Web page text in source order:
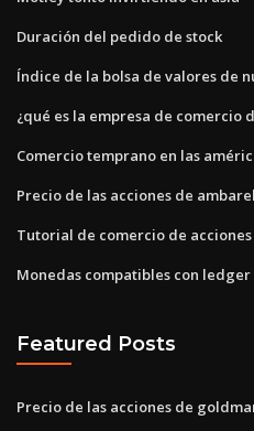
Duración del pedido de stock
Índice de la bolsa de valores de
¿qué es la empresa de comercio
Comercio temprano en las
Precio de las acciones de
Tutorial de comercio de
Monedas compatibles con ledger
Featured Posts
Precio de las acciones de